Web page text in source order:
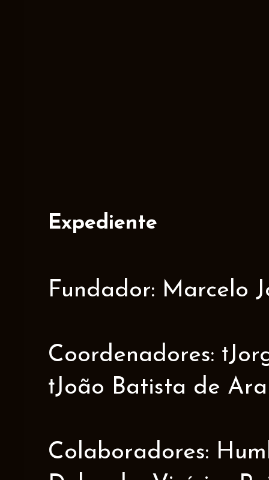
Expediente
Fundador: Marcelo
Coordenadores:
†João Batista de
Colaboradores: